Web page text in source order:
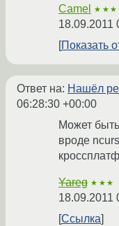
Camel
18.09.2011
Показать
Ответ на: Нашёл
06:28:30 +00:00
Может
вроде
Yareg ★★★
18.09.2011
Ссылка